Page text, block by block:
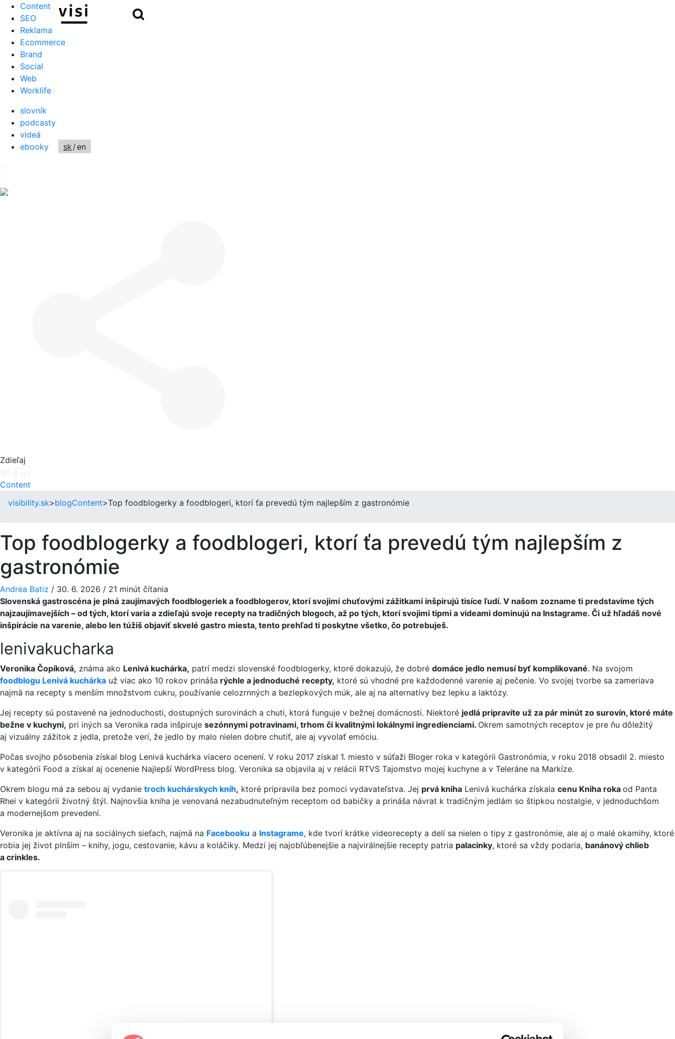
Content
SEO
Reklama
Ecommerce
Brand
Social
Web
Worklife
slovník
podcasty
videá
ebooky
sk/en
Zdieľaj
Content
visibility.sk>blogContent>Top foodblogerky a foodblogeri, ktorí ťa prevedú tým najlepším z gastronómie
Top foodblogerky a foodblogeri, ktorí ťa prevedú tým najlepším z
gastronómie
Andrea Batiz / 30. 6. 2026 / 21 minút čítania
Slovenská gastroscéna je plná zaujímavých foodblogeriek a foodblogerov, ktorí svojimi chuťovými zážitkami inšpirujú tisíce ľudí. V našom zozname ti predstavíme tých
najzaujímavejších – od tých, ktorí varia a zdieľajú svoje recepty na tradičných blogoch, až po tých, ktorí svojimi tipmi a videami dominujú na Instagrame. Či už hľadáš nové
inšpirácie na varenie, alebo len túžiš objaviť skvelé gastro miesta, tento prehľad ti poskytne všetko, čo potrebuješ.
lenivakucharka
Veronika Čopíková, známa ako Lenivá kuchárka, patrí medzi slovenské foodblogerky, ktoré dokazujú, že dobré domáce jedlo nemusí byť komplikované. Na svojom
foodblogu Lenivá kuchárka už viac ako 10 rokov prináša rýchle a jednoduché recepty, ktoré sú vhodné pre každodenné varenie aj pečenie. Vo svojej tvorbe sa zameriava
najmä na recepty s menším množstvom cukru, používanie celozrnných a bezlepkových múk, ale aj na alternatívy bez lepku a laktózy.
Jej recepty sú postavené na jednoduchosti, dostupných surovinách a chuti, ktorá funguje v bežnej domácnosti. Niektoré jedlá pripravíte už za pár minút zo surovín, ktoré máte
bežne v kuchyni, pri iných sa Veronika rada inšpiruje sezónnymi potravinami, trhom či kvalitnými lokálnymi ingredienciami. Okrem samotných receptov je pre ňu dôležitý
aj vizuálny zážitok z jedla, pretože verí, že jedlo by malo nielen dobre chutiť, ale aj vyvolať emóciu.
Počas svojho pôsobenia získal blog Lenivá kuchárka viacero ocenení. V roku 2017 získal 1. miesto v súťaži Bloger roka v kategórii Gastronómia, v roku 2018 obsadil 2. miesto
v kategórii Food a získal aj ocenenie Najlepší WordPress blog. Veronika sa objavila aj v relácii RTVS Tajomstvo mojej kuchyne a v Teleráne na Markíze.
Okrem blogu má za sebou aj vydanie troch kuchárskych kníh, ktoré pripravila bez pomoci vydavateľstva. Jej prvá kniha Lenivá kuchárka získala cenu Kniha roka od Panta
Rhei v kategórii životný štýl. Najnovšia kniha je venovaná nezabudnuteľným receptom od babičky a prináša návrat k tradičným jedlám so štipkou nostalgie, v jednoduchšom
a modernejšom prevedení.
Veronika je aktívna aj na sociálnych sieťach, najmä na Facebooku a Instagrame, kde tvorí krátke videorecepty a delí sa nielen o tipy z gastronómie, ale aj o malé okamihy, ktoré
robia jej život plnším – knihy, jogu, cestovanie, kávu a koláčiky. Medzi jej najobľúbenejšie a najvirálnejšie recepty patria palacinky, ktoré sa vždy podaria, banánový chlieb
a crinkles.